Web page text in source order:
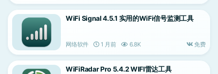
WiFi Signal 4.5.1 实用的WiFi信号监测工具
网络软件 1 月前 6.8K 免费
WiFiRadar Pro 5.4.2 WIFI雷达工具